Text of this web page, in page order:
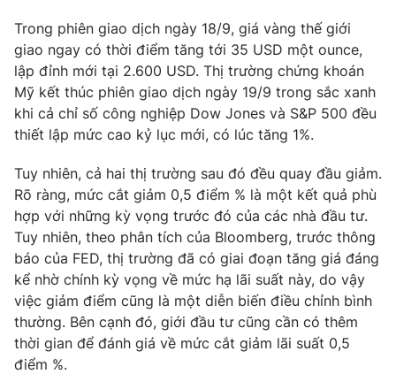
Khán giả
Giải sao mai
Âm nhạc
Sao
Du lịch
Làm đẹp
Chất lượng cuộc sống
Giáo dục
Tuyển sinh
Học trực tuyến
Công nghệ
Hitech Công nghệ tương lai
Sản phẩm
Thị trường
Tư vấn
Lịch phát sóng
Chuyên mục khác
Emagazine Podcast
Photo
Trong phiên giao dịch ngày 18/9, giá vàng thế giới
giao ngay có thời điểm tăng tới 35 USD một ounce,
lập đỉnh mới tại 2.600 USD. Thị trường chứng khoán
Mỹ kết thúc phiên giao dịch ngày 19/9 trong sắc xanh
khi cả chỉ số công nghiệp Dow Jones và S&P 500 đều
thiết lập mức cao kỷ lục mới, có lúc tăng 1%.
Tuy nhiên, cả hai thị trường sau đó đều quay đầu giảm.
Rõ ràng, mức cắt giảm 0,5 điểm % là một kết quả phù
hợp với những kỳ vọng trước đó của các nhà đầu tư.
Tuy nhiên, theo phân tích của Bloomberg, trước thông
báo của FED, thị trường đã có giai đoạn tăng giá đáng
kể nhờ chính kỳ vọng về mức hạ lãi suất này, do vậy
việc giảm điểm cũng là một diễn biến điều chỉnh bình
thường. Bên cạnh đó, giới đầu tư cũng cần có thêm
thời gian để đánh giá về mức cắt giảm lãi suất 0,5
điểm %.